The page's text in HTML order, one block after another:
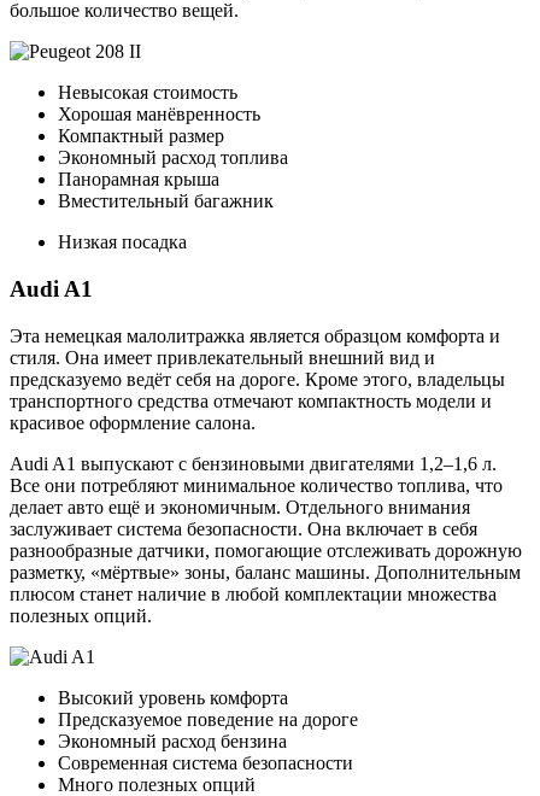
большое количество вещей.
Невысокая стоимость
Хорошая манёвренность
Компактный размер
Экономный расход топлива
Панорамная крыша
Вместительный багажник
Низкая посадка
Audi A1
Эта немецкая малолитражка является образцом комфорта и
стиля. Она имеет привлекательный внешний вид и
предсказуемо ведёт себя на дороге. Кроме этого, владельцы
транспортного средства отмечают компактность модели и
красивое оформление салона.
Audi A1 выпускают с бензиновыми двигателями 1,2–1,6 л.
Все они потребляют минимальное количество топлива, что
делает авто ещё и экономичным. Отдельного внимания
заслуживает система безопасности. Она включает в себя
разнообразные датчики, помогающие отслеживать дорожную
разметку, «мёртвые» зоны, баланс машины. Дополнительным
плюсом станет наличие в любой комплектации множества
полезных опций.
Высокий уровень комфорта
Предсказуемое поведение на дороге
Экономный расход бензина
Современная система безопасности
Много полезных опций